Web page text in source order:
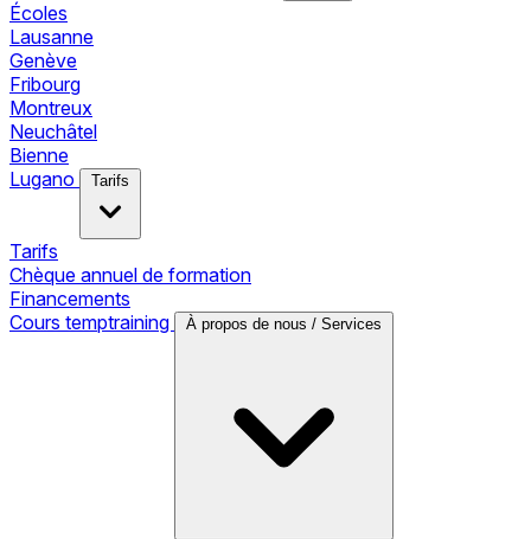
Écoles
Lausanne
Genève
Fribourg
Montreux
Neuchâtel
Bienne
Lugano
Tarifs
Tarifs
Chèque annuel de formation
Financements
Cours temptraining
À propos de nous / Services